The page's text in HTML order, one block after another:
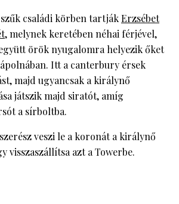
családi körben tartjákErzsébet
, melynek keretében néhai férjével,
örök nyugalomra helyezik őket
Itt a canterbury érsek
majd ugyancsak a királynő
játszik majd siratót, amíg
a sírboltba.
veszi le a koronát a királynő
visszaszállítsa azt a Towerbe.